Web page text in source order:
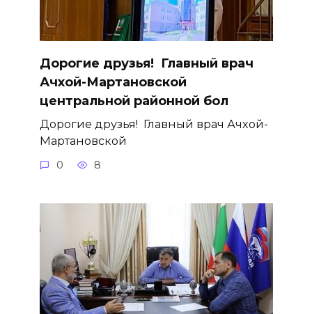
Дорогие друзья! ­ Главный врач
Ачхой-Мартановской
центральной районной бол
Дорогие друзья! ­ Главный врач Ачхой-
Мартановской
0 8